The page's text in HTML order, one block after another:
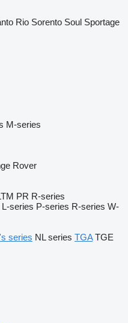
Rio Sorento Soul Sportage
M-series
Rover
PR R-series
L-series P-series R-series W-
series NL series TGA TGE